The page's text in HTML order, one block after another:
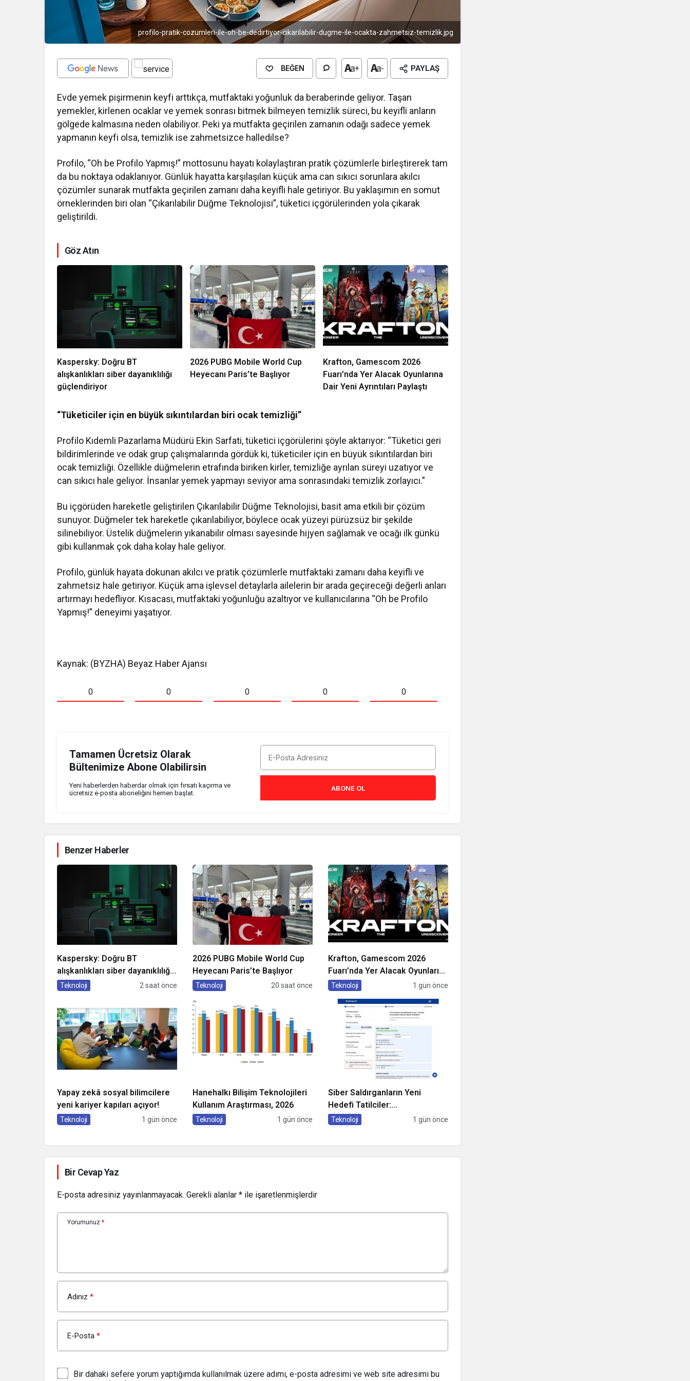
profilo-pratik-cozumleri-ile-oh-be-dedirtiyor-cikarilabilir-dugme-ile-ocakta-zahmetsiz-temizlik.jpg
BEĞEN + - PAYLAŞ
Evde yemek pişirmenin keyfi arttıkça, mutfaktaki yoğunluk da beraberinde geliyor. Taşan
yemekler, kirlenen ocaklar ve yemek sonrası bitmek bilmeyen temizlik süreci, bu keyifli anların
gölgede kalmasına neden olabiliyor. Peki ya mutfakta geçirilen zamanın odağı sadece yemek
yapmanın keyfi olsa, temizlik ise zahmetsizce halledilse?
Profilo, “Oh be Profilo Yapmış!” mottosunu hayatı kolaylaştıran pratik çözümlerle birleştirerek tam
da bu noktaya odaklanıyor. Günlük hayatta karşılaşılan küçük ama can sıkıcı sorunlara akılcı
çözümler sunarak mutfakta geçirilen zamanı daha keyifli hale getiriyor. Bu yaklaşımın en somut
örneklerinden biri olan “Çıkarılabilir Düğme Teknolojisi”, tüketici içgörülerinden yola çıkarak
geliştirildi.
Göz Atın
Kaspersky: Doğru BT
alışkanlıkları siber dayanıklılığı
güçlendiriyor
2026 PUBG Mobile World Cup
Heyecanı Paris’te Başlıyor
Krafton, Gamescom 2026
Fuarı’nda Yer Alacak Oyunlarına
Dair Yeni Ayrıntıları Paylaştı
“Tüketiciler için en büyük sıkıntılardan biri ocak temizliği”
Profilo Kıdemli Pazarlama Müdürü Ekin Sarfati, tüketici içgörülerini şöyle aktarıyor: “Tüketici geri
bildirimlerinde ve odak grup çalışmalarında gördük ki, tüketiciler için en büyük sıkıntılardan biri
ocak temizliği. Özellikle düğmelerin etrafında biriken kirler, temizliğe ayrılan süreyi uzatıyor ve
can sıkıcı hale geliyor. İnsanlar yemek yapmayı seviyor ama sonrasındaki temizlik zorlayıcı.”
Bu içgörüden hareketle geliştirilen Çıkarılabilir Düğme Teknolojisi, basit ama etkili bir çözüm
sunuyor. Düğmeler tek hareketle çıkarılabiliyor, böylece ocak yüzeyi pürüzsüz bir şekilde
silinebiliyor. Üstelik düğmelerin yıkanabilir olması sayesinde hijyen sağlamak ve ocağı ilk günkü
gibi kullanmak çok daha kolay hale geliyor.
Profilo, günlük hayata dokunan akılcı ve pratik çözümlerle mutfaktaki zamanı daha keyifli ve
zahmetsiz hale getiriyor. Küçük ama işlevsel detaylarla ailelerin bir arada geçireceği değerli anları
artırmayı hedefliyor. Kısacası, mutfaktaki yoğunluğu azaltıyor ve kullanıcılarına “Oh be Profilo
Yapmış!” deneyimi yaşatıyor.
Kaynak: (BYZHA) Beyaz Haber Ajansı
0 0 0 0 0
Tamamen Ücretsiz Olarak
Bültenimize Abone Olabilirsin
Yeni haberlerden haberdar olmak için fırsatı kaçırma ve
ücretsiz e-posta aboneliğini hemen başlat.
ABONE OL
Benzer Haberler
Kaspersky: Doğru BT
alışkanlıkları siber dayanıklılığı
güçlendiriyor
Teknoloji 2 saat önce
2026 PUBG Mobile World Cup
Heyecanı Paris’te Başlıyor
Teknoloji 20 saat önce
Krafton, Gamescom 2026
Fuarı’nda Yer Alacak Oyunlarına
Dair Yeni Ayrıntıları Paylaştı
Teknoloji 1 gün önce
Yapay zekâ sosyal bilimcilere
yeni kariyer kapıları açıyor!
Teknoloji 1 gün önce
Hanehalkı Bilişim Teknolojileri
Kullanım Araştırması, 2026
Teknoloji 1 gün önce
Siber Saldırganların Yeni
Hedefi Tatilciler:
Kaspersky’den Güvenli
Teknoloji 1 gün önce
Bir Cevap Yaz
E-posta adresiniz yayınlanmayacak. Gerekli alanlar * ile işaretlenmişlerdir
Yorumunuz *
Adınız *
E-Posta *
Bir dahaki sefere yorum yaptığımda kullanılmak üzere adımı, e-posta adresimi ve web site adresimi bu